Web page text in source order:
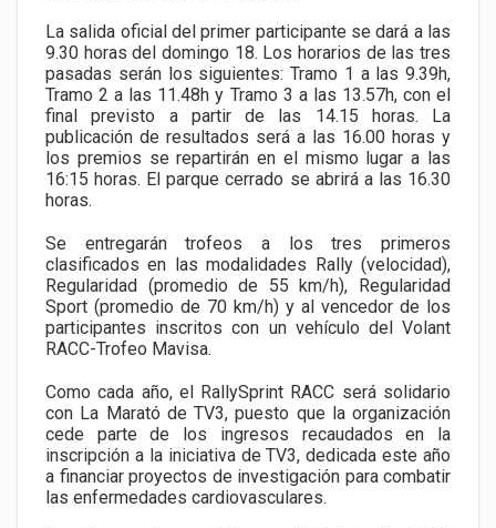
La salida oficial del primer participante se dará a las
9.30 horas del domingo 18. Los horarios de las tres
pasadas serán los siguientes: Tramo 1 a las 9.39h,
Tramo 2 a las 11.48h y Tramo 3 a las 13.57h, con el
final previsto a partir de las 14.15 horas. La
publicación de resultados será a las 16.00 horas y
los premios se repartirán en el mismo lugar a las
16:15 horas. El parque cerrado se abrirá a las 16.30
horas.
Se entregarán trofeos a los tres primeros
clasificados en las modalidades Rally (velocidad),
Regularidad (promedio de 55 km/h), Regularidad
Sport (promedio de 70 km/h) y al vencedor de los
participantes inscritos con un vehículo del Volant
RACC-Trofeo Mavisa.
Como cada año, el RallySprint RACC será solidario
con La Marató de TV3, puesto que la organización
cede parte de los ingresos recaudados en la
inscripción a la iniciativa de TV3, dedicada este año
a financiar proyectos de investigación para combatir
las enfermedades cardiovasculares.